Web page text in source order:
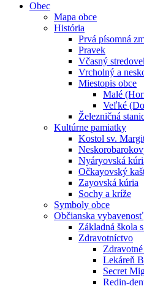
Obec
Mapa obce
História
Prvá písomná
Pravek
Včasný
Vrcholný a
Miestopis obce
Malé
Veľké
Železničná
Kultúrne pamiatky
Kostol sv.
Nyáryovská
Očkayovský
Zayovská kúria
Sochy a kríže
Symboly obce
Občianska vybavenosť
Základná škola
Zdravotníctvo
Lekáreň
Secret
Redin-